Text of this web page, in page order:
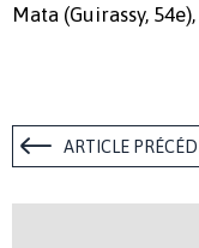
Mata (Guirassy,
ARTICLE